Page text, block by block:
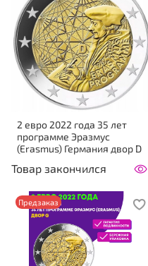
2 евро 2022 года 35 лет
программе Эразмус
(Erasmus) Германия двор D
Товар закончился
Предзаказ